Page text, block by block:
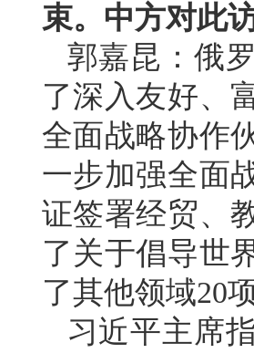
束。中方对此
郭嘉昆：俄
了深入友好、
全面战略协作
一步加强全面
证签署经贸、
了关于倡导世
了其他领域20
习近平主席